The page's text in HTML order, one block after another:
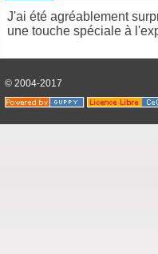
J'ai été agréablement
une touche spéciale à
© 2004-2017